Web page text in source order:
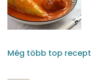
Még több top recept